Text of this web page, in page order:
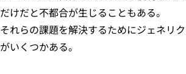
だけだと不都合が生じることもある。
それらの課題を解決するためにジェネリ
がいくつかある。